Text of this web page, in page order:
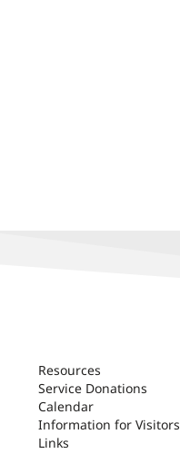
Resources
Service Donations
Calendar
Information for Visitors
Links